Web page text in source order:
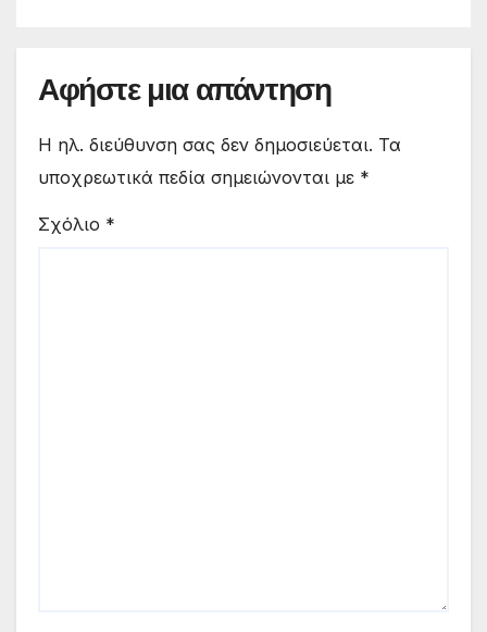
Αφήστε μια απάντηση
Η ηλ. διεύθυνση σας δεν δημοσιεύεται. Τα
υποχρεωτικά πεδία σημειώνονται με *
Σχόλιο *